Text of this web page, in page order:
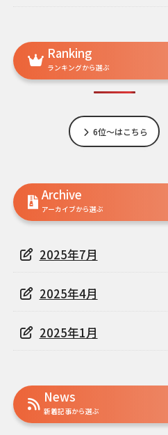
Ranking
ランキングから選ぶ
6位～はこちら
Archive
アーカイブから選ぶ
2025年7月
2025年4月
2025年1月
News
新着記事から選ぶ